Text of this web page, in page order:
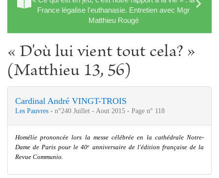
France légalise l'euthanasie. Entretien avec Mgr
Matthieu Rougé
« D'où lui vient tout cela? »
(Matthieu 13, 56)
Cardinal André VINGT-TROIS
Les Pauvres - n°240 Juillet - Aout 2015 - Page n° 118
Homélie prononcée lors la messe célébrée en la cathédrale Notre-
Dame de Paris pour le 40e
anniversaire de l'édition française de la
Revue Communio.